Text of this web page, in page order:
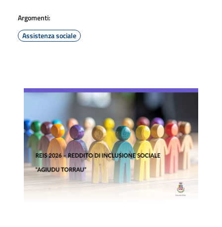
Argomenti:
Assistenza sociale